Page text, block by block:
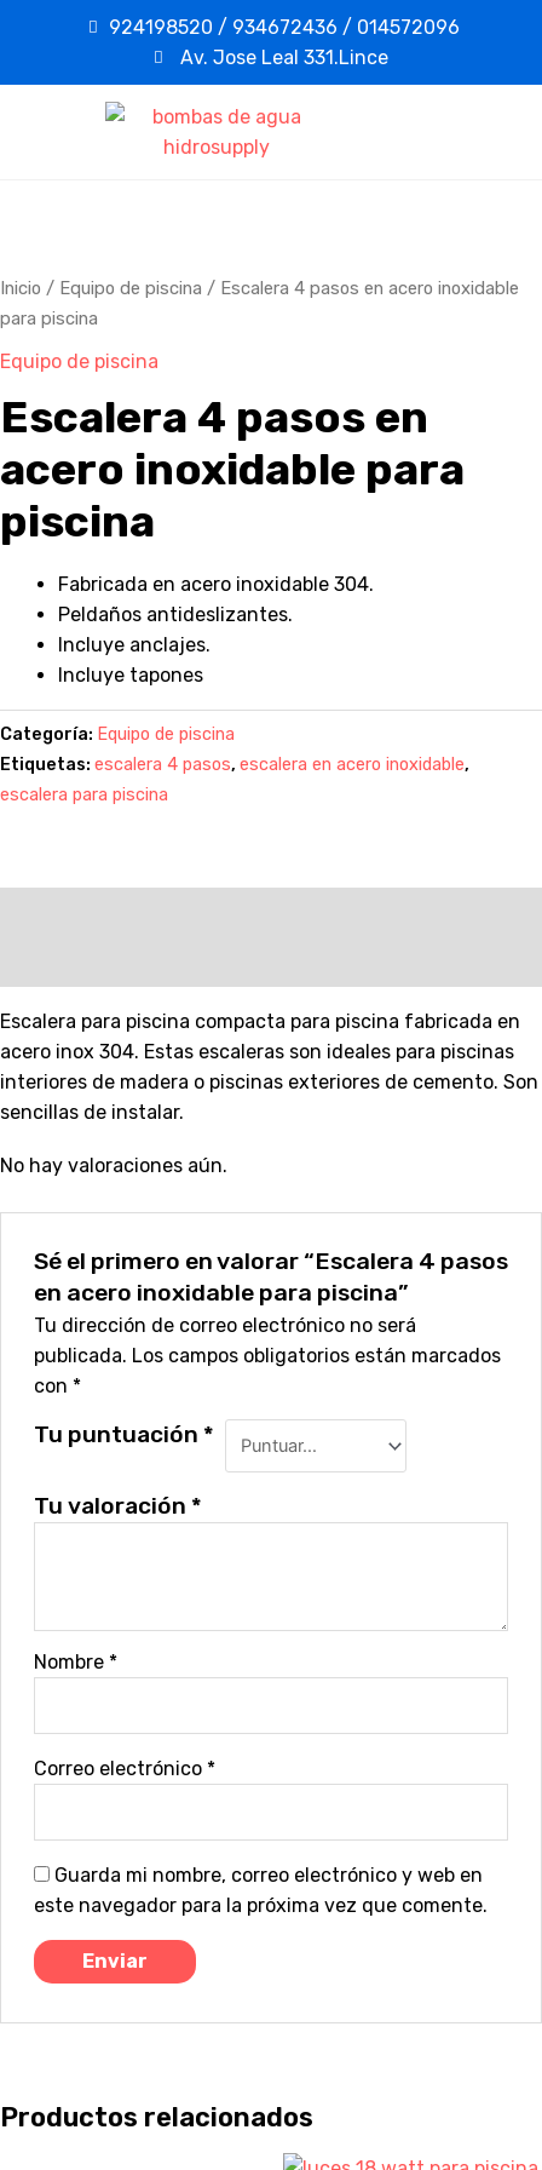
924198520 / 934672436 / 014572096
Av. Jose Leal 331.Lince
Inicio / Equipo de piscina / Escalera 4 pasos en acero inoxidable
para piscina
Equipo de piscina
Escalera 4 pasos en
acero inoxidable para
piscina
Fabricada en acero inoxidable 304.
Peldaños antideslizantes.
Incluye anclajes.
Incluye tapones
Categoría: Equipo de piscina
Etiquetas: escalera 4 pasos, escalera en acero inoxidable,
escalera para piscina
Escalera para piscina compacta para piscina fabricada en
acero inox 304. Estas escaleras son ideales para piscinas
interiores de madera o piscinas exteriores de cemento. Son
sencillas de instalar.
No hay valoraciones aún.
Sé el primero en valorar “Escalera 4 pasos
en acero inoxidable para piscina”
Tu dirección de correo electrónico no será
publicada. Los campos obligatorios están marcados
con *
Tu puntuación *
Tu valoración *
Nombre *
Correo electrónico *
Guarda mi nombre, correo electrónico y web en
este navegador para la próxima vez que comente.
Productos relacionados